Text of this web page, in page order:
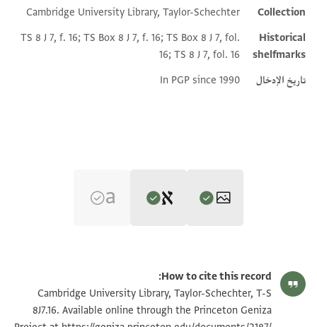
Collection
Cambridge University Library, Taylor-Schechter
Historical
shelfmarks
TS 8 J 7, f. 16; TS Box 8 J 7, f. 16; TS Box 8 J 7, fol.
16; TS 8 J 7, fol. 16
تاريخ الإدخال
In PGP since 1990
S. D. Goitein's unpublished edition (1950–85).
בשמך
כתבת אטאל אללה בקאך ואדאם סלאמתך [עד]ת כתב
T-S 8J7.16 1v تكبير و تدوير
ח אבן סעיד בן אבו נצר נע
How to cite this record:
Cambridge University Library, Taylor-Schechter, T-S
8J7.16. Available online through the Princeton Geniza